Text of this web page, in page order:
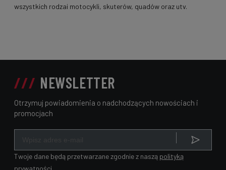
wszystkich rodzai motocykli, skuterów, quadów oraz utv.
NEWSLETTER
Otrzymuj powiadomienia o nadchodzących nowościach i
promocjach
Twoje dane będą przetwarzane zgodnie z naszą polityką
prywatności